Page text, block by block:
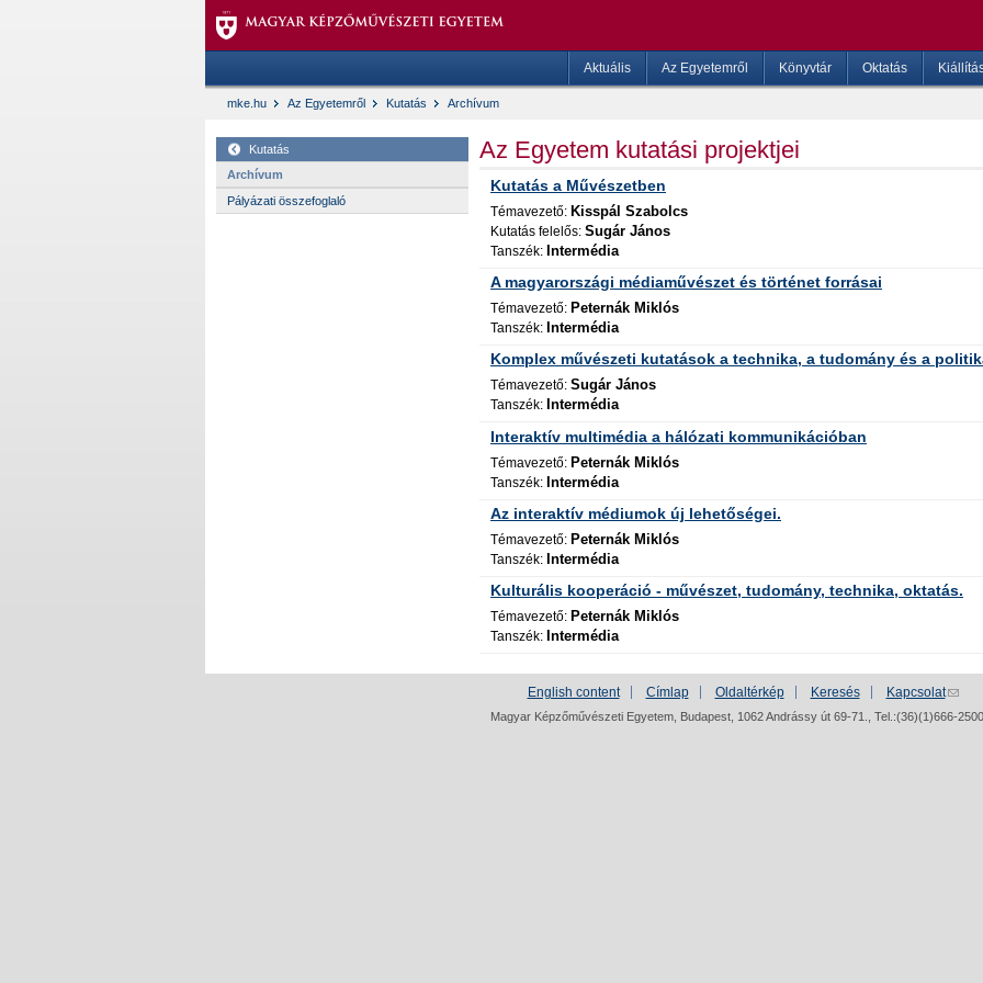
Aktuális Az Egyetemről Könyvtár Oktatás
mke.hu Az Egyetemről Kutatás Archívum
Kutatás
Archívum
Pályázati összefoglaló
Az Egyetem kutatási projektjei
Kutatás a Művészetben
Témavezető: Kisspál Szabolcs
Kutatás felelős: Sugár János
Tanszék: Intermédia
A magyarországi médiaművészet és történet forrásai
Témavezető: Peternák Miklós
Tanszék: Intermédia
Komplex művészeti kutatások a technika, a tudomány és a
Témavezető: Sugár János
Tanszék: Intermédia
Interaktív multimédia a hálózati kommunikációban
Témavezető: Peternák Miklós
Tanszék: Intermédia
Az interaktív médiumok új lehetőségei.
Témavezető: Peternák Miklós
Tanszék: Intermédia
Kulturális kooperáció - művészet, tudomány, technika, oktatás.
Témavezető: Peternák Miklós
Tanszék: Intermédia
English content Címlap Oldaltérkép Keresés Kapcsolat
Magyar Képzőművészeti Egyetem, Budapest, 1062 Andrássy út 69-71., Tel.:(36)(1)666-2500